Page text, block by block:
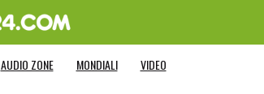
AUDIO ZONE MONDIALI VIDEO